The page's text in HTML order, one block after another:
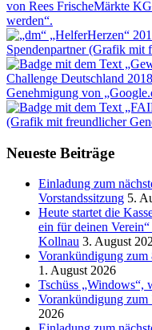
Neueste Beiträge
Einladung zum
Vorstandssitzung 5.
Heute startet die
ein für deinen
Kollnau 3. August
Vorankündigung
1. August 2026
Tschüss
Vorankündigung
2026